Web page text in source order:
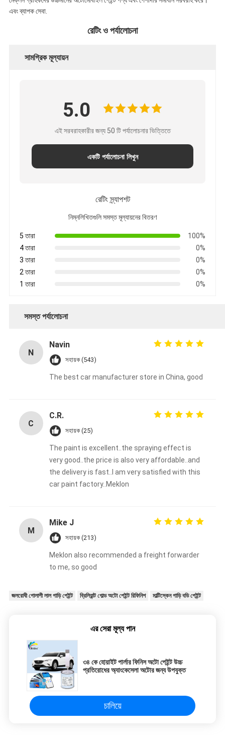
এবং ব্যাপক সেবা.
রেটিং ও পর্যালোচনা
সামগ্রিক মূল্যায়ন
5.0
এই সরবরাহকারীর জন্য 50 টি পর্যালোচনার ভিত্তিতে
একটি পর্যালোচনা লিখুন
রেটিং স্ন্যাপশট
নিম্নলিখিতগুলি সমস্ত মূল্যায়নের বিতরণ
5 তারা
100%
4 তারা
0%
3 তারা
0%
2 তারা
0%
1 তারা
0%
সমস্ত পর্যালোচনা
N
Navin
সহায়ক (543)
The best car manufacturer store in China, good
C
C.R.
সহায়ক (25)
The paint is excellent..the spraying effect is
very good..the price is also very affordable..and
the delivery is fast..I am very satisfied with this
car paint factory..Meklon
M
Mike J
সহায়ক (213)
Meklon also recommended a freight forwarder
to me, so good
জলরোধী গোলাপী লাল গাড়ি পেইন্ট ব্রিলিয়ান্ট গোল্ড অটো পেইন্ট রিফিনিশ মাল্টিস্কেন গাড়ি বডি পেইন্ট
এর সেরা মূল্য পান
৩৪ কে হোয়াইট পার্লার ফিনিস অটো পেইন্ট উচ্চ
প্রতিরোধের অ্যাংকেসেলা অটোর জন্য উপযুক্ত
চালিয়ে